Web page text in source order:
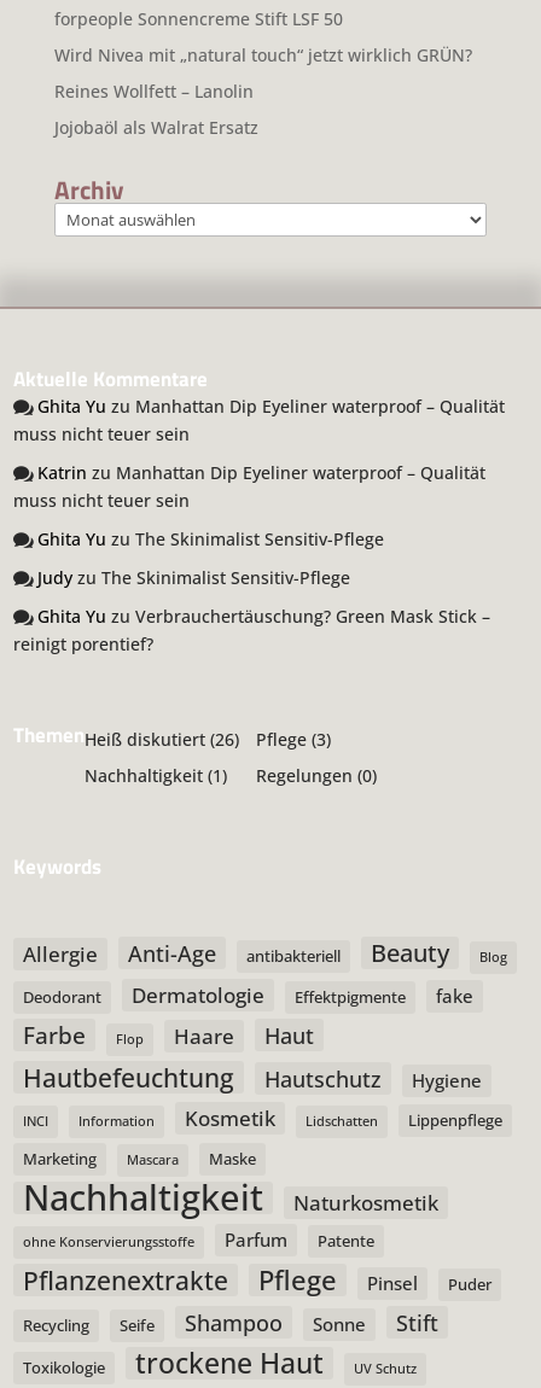
forpeople Sonnencreme Stift LSF 50
Wird Nivea mit „natural touch“ jetzt wirklich GRÜN?
Reines Wollfett – Lanolin
Jojobaöl als Walrat Ersatz
Archiv
Archiv
Aktuelle Kommentare
Ghita Yu zu Manhattan Dip Eyeliner waterproof – Qualität
muss nicht teuer sein
Katrin zu Manhattan Dip Eyeliner waterproof – Qualität
muss nicht teuer sein
Ghita Yu zuThe Skinimalist Sensitiv-Pflege
Judy zuThe Skinimalist Sensitiv-Pflege
Ghita Yu zuVerbrauchertäuschung? Green Mask Stick –
reinigt porentief?
ThemenHeiß diskutiert (26)
Nachhaltigkeit (1)
Pflege (3)
Regelungen (0)
Keywords
Allergie Anti-Age antibakteriell Beauty Blog
Deodorant Dermatologie Effektpigmente fake
Farbe Flop Haare Haut
Hautbefeuchtung Hautschutz Hygiene
INCI Information Kosmetik Lidschatten
Lippenpflege
Marketing
Mascara Maske
Nachhaltigkeit Naturkosmetik
ohne Konservierungsstoffe Parfum Patente
Pflanzenextrakte Pflege Pinsel
Puder
Recycling
Seife Shampoo Sonne Stift
Toxikologie trockene Haut UV Schutz